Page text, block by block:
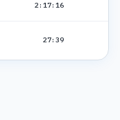
2:17:16
27:39